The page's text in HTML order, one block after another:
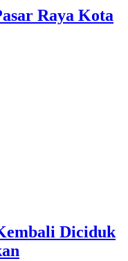
Raya Kota
Diciduk